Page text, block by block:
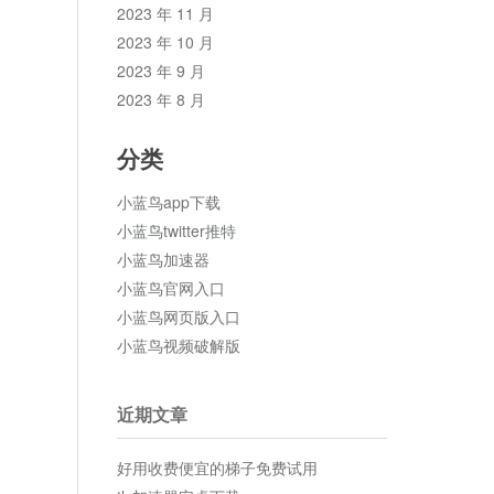
2023 年 11 月
2023 年 10 月
2023 年 9 月
2023 年 8 月
分类
小蓝鸟app下载
小蓝鸟twitter推特
小蓝鸟加速器
小蓝鸟官网入口
小蓝鸟网页版入口
小蓝鸟视频破解版
近期文章
好用收费便宜的梯子免费试用